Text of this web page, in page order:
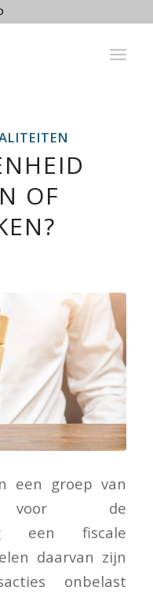
OF
een groep van
voor de
een fiscale
daarvan zijn
onbelast